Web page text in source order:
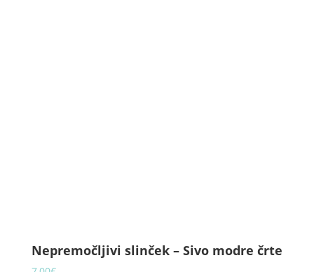
Nepremočljivi slinček – Sivo modre črte